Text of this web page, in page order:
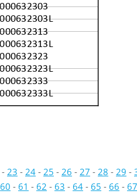
- 23 - 24 - 25 - 26 - 27 - 28 - 29 -
60 - 61 - 62 - 63 - 64 - 65 - 66 - 67